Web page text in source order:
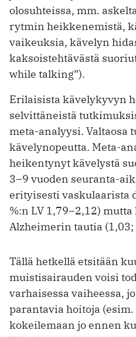
olosuhteissa, mm.
rytmin heikkenemistä,
vaikeuksia, kävelyn
kaksoistehtävästä
while talking”).
Erilaisista kävelykyvyn
selvittäneistä
meta-analyysi. Valtaosa
kävelynopeutta. Meta-
heikentynyt kävelystä
3–9 vuoden seuranta-
erityisesti vaskulaarista
%:n LV 1,79–2,12)
Alzheimerin tautia (1,03;
Tällä hetkellä etsitään
muistisairauden voisi
varhaisessa vaiheessa,
parantavia hoitoja
kokeilemaan jo ennen